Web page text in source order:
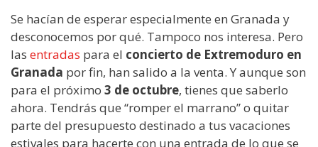
Se hacían de esperar especialmente en Granada y
desconocemos por qué. Tampoco nos interesa. Pero
las entradas para el concierto de Extremoduro en
Granada por fin, han salido a la venta. Y aunque son
para el próximo 3 de octubre, tienes que saberlo
ahora. Tendrás que “romper el marrano” o quitar
parte del presupuesto destinado a tus vacaciones
estivales para hacerte con una entrada de lo que se